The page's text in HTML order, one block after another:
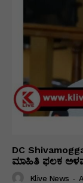
DC
ಮಾಹಿತಿ ಫಲಕ
Klive News -